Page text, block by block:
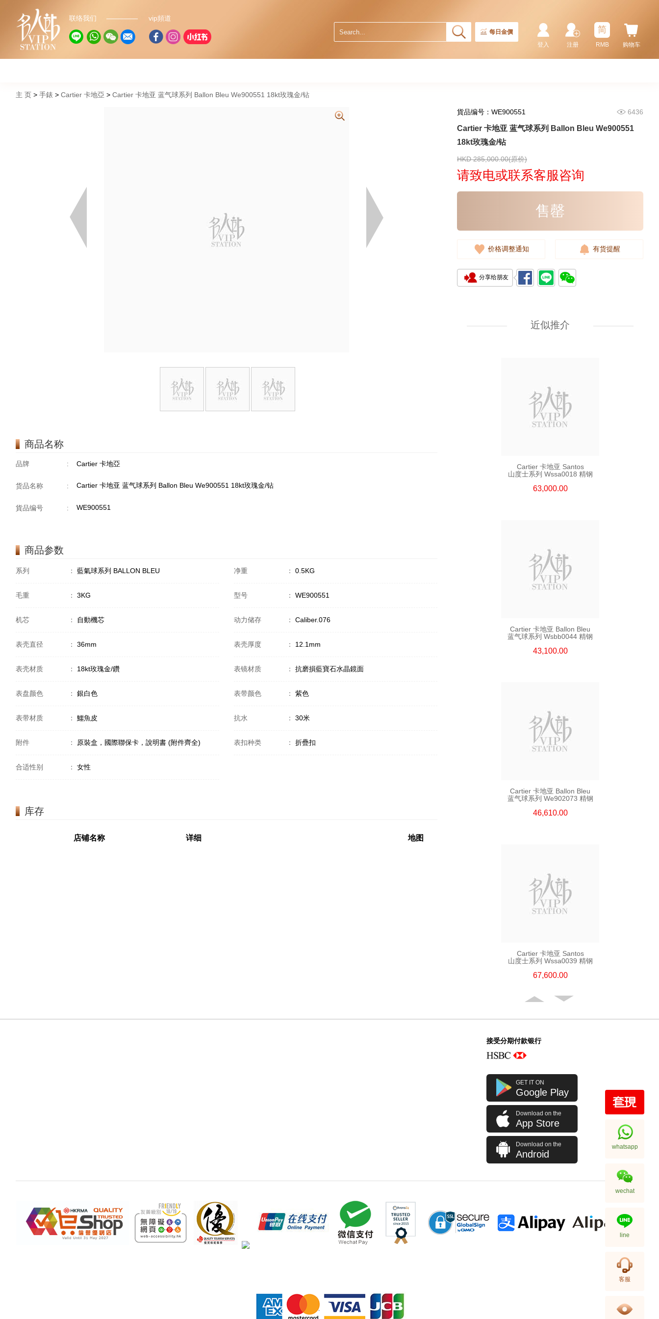
联络我们 vip頻道
每日金價
购物车
简
RMB
注册
登入
主 页 手錶 Cartier 卡地亞 Cartier 卡地亚 蓝气球系列 Ballon Bleu We900551 18kt玫瑰金/钻
商品名称
品牌 : Cartier 卡地亞
货品名称 : Cartier 卡地亚 蓝气球系列 Ballon Bleu We900551 18kt玫瑰金/钻
貨品编号 : WE900551
商品参数
系列 ： 藍氣球系列 BALLON BLEU 净重 ： 0.5KG
毛重 ： 3KG 型号 ： WE900551
机芯 ： 自動機芯 动力储存 ： Caliber.076
表壳直径 ： 36mm 表壳厚度 ： 12.1mm
表壳材质 ： 18kt玫瑰金/鑽 表镜材质 ： 抗磨損藍寶石水晶鏡面
表盘颜色 ： 銀白色 表带颜色 ： 紫色
表带材质 ： 鱷魚皮 抗水 ： 30米
附件 ： 原裝盒，國際聯保卡，說明書 (附件齊全) 表扣种类 ： 折疊扣
合适性别 ： 女性
库存
店铺名称 详细 地图
貨品编号：WE900551 6436
Cartier 卡地亚 蓝气球系列 Ballon Bleu We900551
18kt玫瑰金/钻
HKD 285,000.00(原价)
请致电或联系客服咨询
售罄
价格调整通知 有货提醒
分享给朋友
近似推介
38,000.00
Cartier 卡地亚 Santos
山度士系列 Wssa0018 精钢
63,000.00
Cartier 卡地亚 Ballon Bleu
蓝气球系列 Wsbb0044 精钢
43,100.00
Cartier 卡地亚 Ballon Bleu
蓝气球系列 We902073 精钢
46,610.00
Cartier 卡地亚 Santos
山度士系列 Wssa0039 精钢
67,600.00
Cartier 卡地亚 Tank 坦克系列
W5310025 18kt白金
195,000.00
接受分期付款银行
GET IT ON
Google Play
Download on the
App Store
Download on the
Android
whatsapp
wechat
line
客服